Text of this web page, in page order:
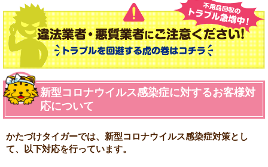
新型コロナウイルス感染症に対するお客様対
応について
かたづけタイガーでは、新型コロナウイルス感染症対策とし
て、以下対応を行っています。